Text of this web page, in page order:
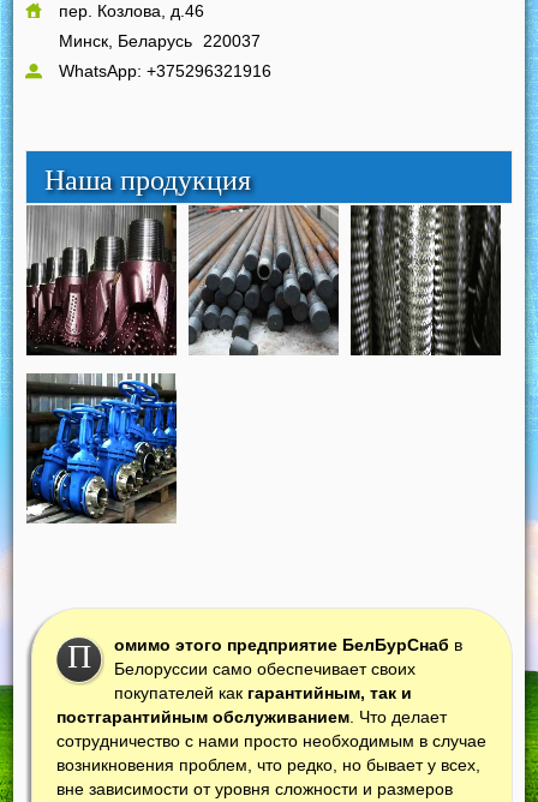
пер. Козлова, д.46
Минск, Беларусь 220037
WhatsApp: +375296321916
Наша продукция
П омимо этого предприятие БелБурСнаб в
Белоруссии само обеспечивает своих
покупателей как гарантийным, так и
постгарантийным обслуживанием. Что делает
сотрудничество с нами просто необходимым в случае
возникновения проблем, что редко, но бывает у всех,
вне зависимости от уровня сложности и размеров